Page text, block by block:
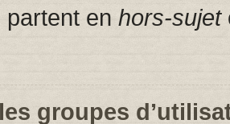
partent en hors-sujet
groupes